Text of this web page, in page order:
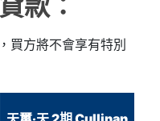
買方將不會享有特別